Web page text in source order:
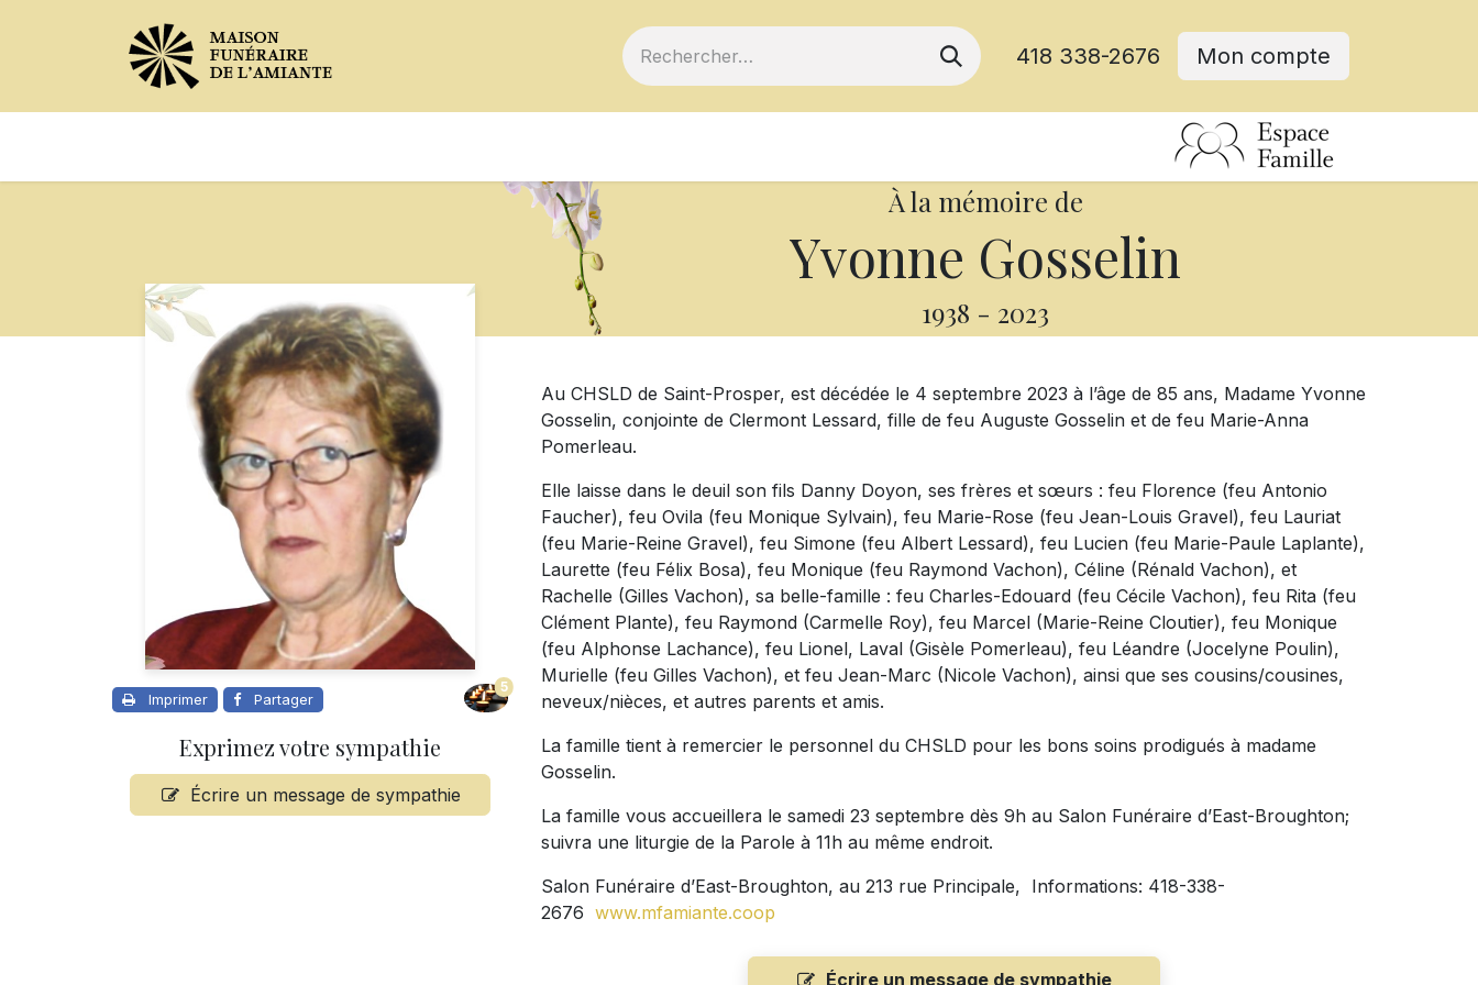
418 338-2676 Mon compte
À la mémoire de
Yvonne Gosselin
1938 - 2023
Imprimer Partager
5
Exprimez votre sympathie
Écrire un message de sympathie
Au CHSLD de Saint-Prosper, est décédée le 4 septembre 2023 à l’âge de 85 ans, Madame Yvonne
Gosselin, conjointe de Clermont Lessard, fille de feu Auguste Gosselin et de feu Marie-Anna
Pomerleau.
Elle laisse dans le deuil son fils Danny Doyon, ses frères et sœurs : feu Florence (feu Antonio
Faucher), feu Ovila (feu Monique Sylvain), feu Marie-Rose (feu Jean-Louis Gravel), feu Lauriat
(feu Marie-Reine Gravel), feu Simone (feu Albert Lessard), feu Lucien (feu Marie-Paule Laplante),
Laurette (feu Félix Bosa), feu Monique (feu Raymond Vachon), Céline (Rénald Vachon), et
Rachelle (Gilles Vachon), sa belle-famille : feu Charles-Edouard (feu Cécile Vachon), feu Rita (feu
Clément Plante), feu Raymond (Carmelle Roy), feu Marcel (Marie-Reine Cloutier), feu Monique
(feu Alphonse Lachance), feu Lionel, Laval (Gisèle Pomerleau), feu Léandre (Jocelyne Poulin),
Murielle (feu Gilles Vachon), et feu Jean-Marc (Nicole Vachon), ainsi que ses cousins/cousines,
neveux/nièces, et autres parents et amis.
La famille tient à remercier le personnel du CHSLD pour les bons soins prodigués à madame
Gosselin.
La famille vous accueillera le samedi 23 septembre dès 9h au Salon Funéraire d’East-Broughton;
suivra une liturgie de la Parole à 11h au même endroit.
Salon Funéraire d’East-Broughton, au 213 rue Principale, Informations: 418-338-
2676 www.mfamiante.coop
Écrire un message de sympathie